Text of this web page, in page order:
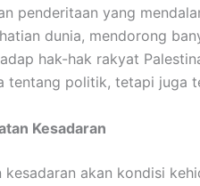
penderitaan yang
dunia, mendorong
hak-hak rakyat
tentang politik, tetapi juga
Kesadaran
kesadaran akan kondisi